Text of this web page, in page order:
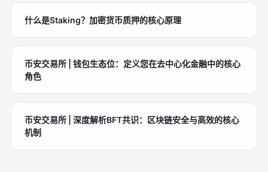
什么是Staking？加密货币质押的核心原理
币安交易所 | 钱包生态位：定义您在去中心化金融中的核心
角色
币安交易所 | 深度解析BFT共识：区块链安全与高效的核心
机制